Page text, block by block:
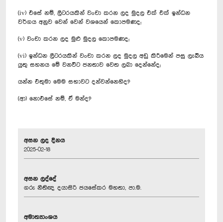
(iv) එසේ නම්, ලීටරයකින් වංචා කරන ලද මුදල එක් එක් ඉන්ධන
වර්ගය අනුව වෙන් වෙන් වශයෙන් කොපමණද;
(v) වංචා කරන ලද මුළු මුදල කොපමණද;
(vi) ඉන්ධන ලීටරයකින් වංචා කරන ලද මුදල අඩු කිරීමෙන් පසු ලැබිය
යුතු සහනය මේ වනවිට ජනතාව වෙත ලබා දෙන්නේද;
යන්න එතුමා මෙම සභාවට දන්වන්නෙහිද?
(ආ) නොඑසේ නම්, ඒ මන්ද?
අසන ලද දිනය
2025-02-18
අසන ලද්දේ
ගරු නීතිඥ දයාසිරි ජයසේකර මහතා, පා.ම.
අමාත්‍යාංශය